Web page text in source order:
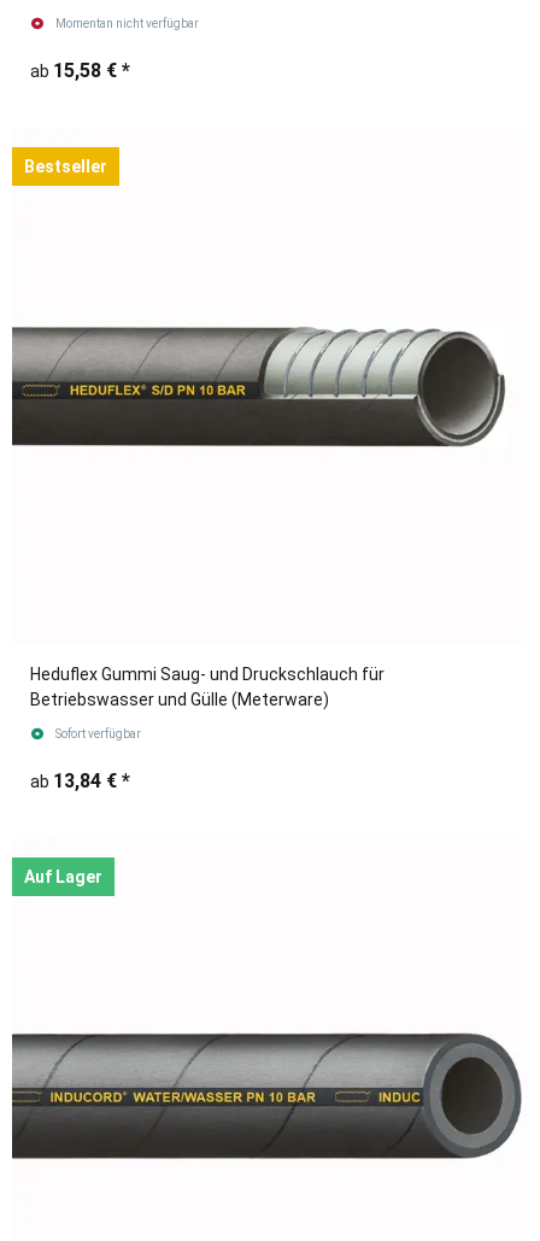
blau/schwarz
Momentan nicht verfügbar
ab 15,58 € *
Bestseller
Heduflex Gummi Saug- und Druckschlauch für
Betriebswasser und Gülle (Meterware)
Sofort verfügbar
ab 13,84 € *
Auf Lager